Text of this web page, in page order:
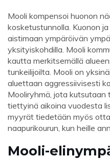
Mooli kompensoi huonon
kosketustunnolla. Kuonon
aistimaan ympäröivän
yksityiskohdilla. Mooli
kautta merkitsemällä
tunkeilijoilta. Mooli on
aluettaan aggressiivisesti
Mooliryhmä, jota
tiettyinä aikoina vuodesta
myyrät tiedetään myös
naapurikourun, kun heille
Mooli-